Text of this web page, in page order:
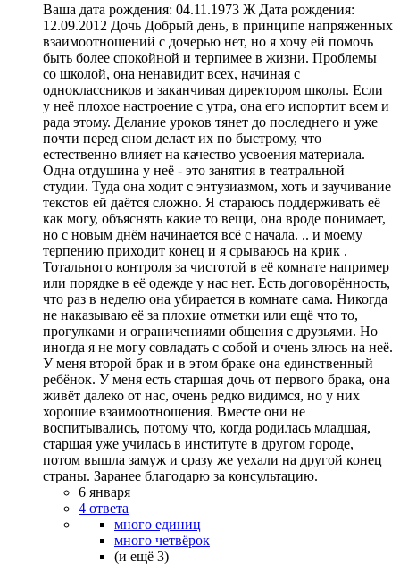
Ваша дата рождения: 04.11.1973 Ж Дата рождения:
12.09.2012 Дочь Добрый день, в принципе напряженных
взаимоотношений с дочерью нет, но я хочу ей помочь
быть более спокойной и терпимее в жизни. Проблемы
со школой, она ненавидит всех, начиная с
одноклассников и заканчивая директором школы. Если
у неё плохое настроение с утра, она его испортит всем и
рада этому. Делание уроков тянет до последнего и уже
почти перед сном делает их по быстрому, что
естественно влияет на качество усвоения материала.
Одна отдушина у неё - это занятия в театральной
студии. Туда она ходит с энтузиазмом, хоть и заучивание
текстов ей даётся сложно. Я стараюсь поддерживать её
как могу, объяснять какие то вещи, она вроде понимает,
но с новым днём начинается всё с начала. .. и моему
терпению приходит конец и я срываюсь на крик .
Тотального контроля за чистотой в её комнате например
или порядке в её одежде у нас нет. Есть договорённость,
что раз в неделю она убирается в комнате сама. Никогда
не наказываю её за плохие отметки или ещё что то,
прогулками и ограничениями общения с друзьями. Но
иногда я не могу совладать с собой и очень злюсь на неё.
У меня второй брак и в этом браке она единственный
ребёнок. У меня есть старшая дочь от первого брака, она
живёт далеко от нас, очень редко видимся, но у них
хорошие взаимоотношения. Вместе они не
воспитывались, потому что, когда родилась младшая,
старшая уже училась в институте в другом городе,
потом вышла замуж и сразу же уехали на другой конец
страны. Заранее благодарю за консультацию.
6 января
4 ответа
много единиц
много четвёрок
(и ещё 3)